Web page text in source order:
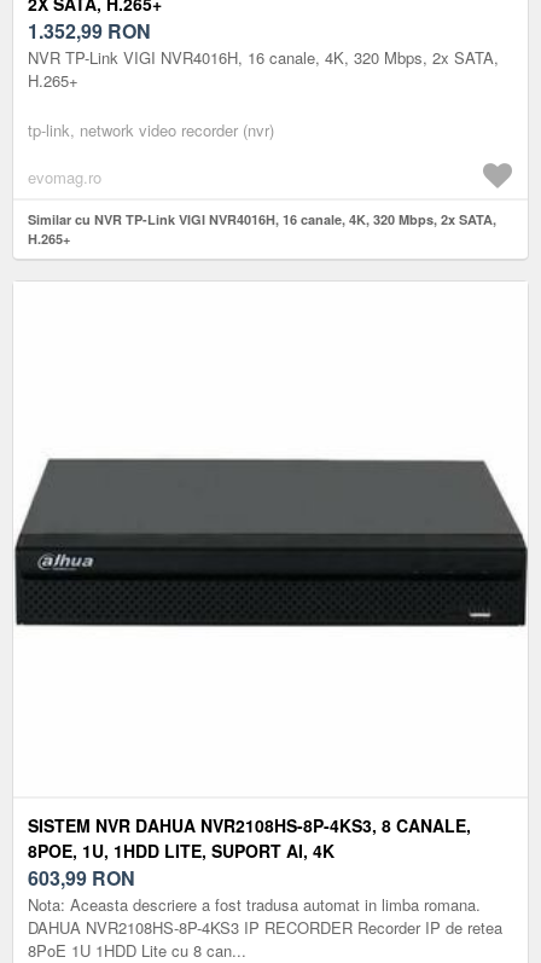
1.352,99 RON
NVR TP-Link VIGI NVR4016H, 16 canale, 4K, 320 Mbps, 2x SATA,
H.265+
tp-link, network video recorder (nvr)
evomag.ro
Similar cu NVR TP-Link VIGI NVR4016H, 16 canale, 4K, 320 Mbps, 2x SATA,
H.265+
SISTEM NVR DAHUA NVR2108HS-8P-4KS3, 8 CANALE,
8POE, 1U, 1HDD LITE, SUPORT AI, 4K
603,99 RON
Nota: Aceasta descriere a fost tradusa automat in limba romana.
DAHUA NVR2108HS-8P-4KS3 IP RECORDER Recorder IP de retea
8PoE 1U 1HDD Lite cu 8 can...